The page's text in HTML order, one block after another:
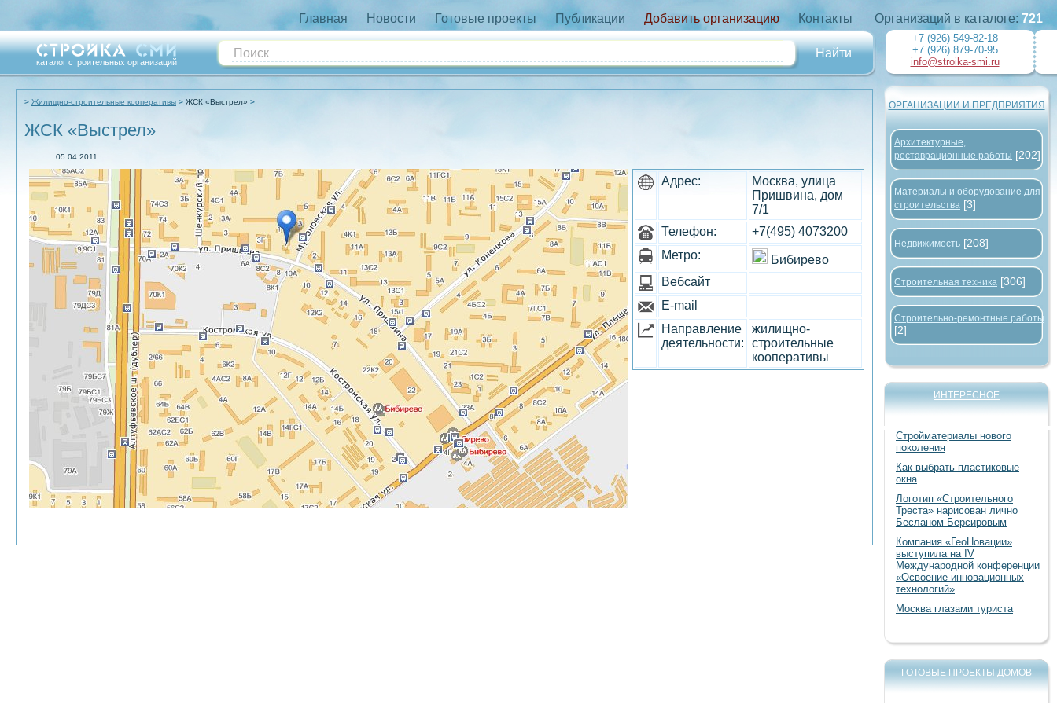
Главная Новости Готовые проекты Публикации Добавить организацию Контакты
каталог строительных организаций
Жилищно-строительные кооперативы ЖСК «Выстрел»
ЖСК «Выстрел»
05.04.2011
Адрес:
Москва, улица
Пришвина, дом
7/1
Телефон:
+7(495) 4073200
Метро:
Бибирево
Вебсайт
E-mail
Направление
деятельности:
жилищно-
строительные
кооперативы
Организаций в каталоге: 721
+7 (926) 549-82-18
+7 (926) 879-70-95
info@stroika-smi.ru
ОРГАНИЗАЦИИ И ПРЕДПРИЯТИЯ
Архитектурные,
реставрационные работы [202]
Материалы и оборудование для
строительства [3]
Недвижимость [208]
Строительная техника [306]
Строительно-ремонтные работы
[2]
ИНТЕРЕСНОЕ
Стройматериалы нового
поколения
Как выбрать пластиковые
окна
Логотип «Строительного
Треста» нарисован лично
Бесланом Берсировым
Компания «ГеоНовации»
выступила на IV
Международной конференции
«Освоение инновационных
технологий»
Москва глазами туриста
ГОТОВЫЕ ПРОЕКТЫ ДОМОВ